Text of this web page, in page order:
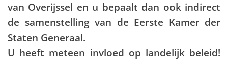
van Overijssel en u bepaalt dan ook indirect
de samenstelling van de Eerste Kamer der
Staten Generaal.
U heeft meteen invloed op landelijk beleid!